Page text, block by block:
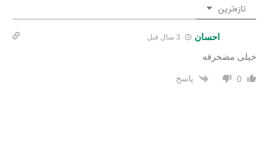
تازه‌ترین
احسان
خیلی مضخرفه
0 پاسخ